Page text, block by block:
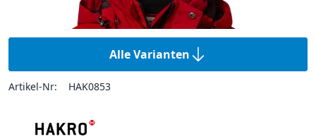
Alle Varianten
Artikel-Nr: HAK0853